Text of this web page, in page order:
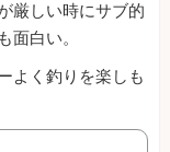
厳しい時にサブ的
面白い。
よく釣りを楽しも